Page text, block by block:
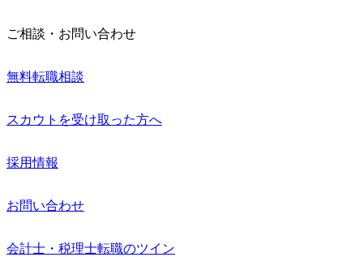
ご相談・お問い合わせ
無料転職相談
スカウトを受け取った方へ
採用情報
お問い合わせ
会計士・税理士転職のツイン